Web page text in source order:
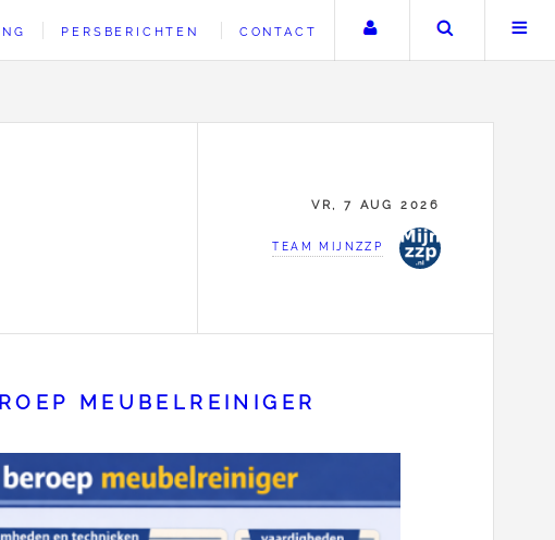
PERSBERICHTEN CONTACT Uw accountZoeken
VR, 7 AUG 2026
TEAM MIJNZZP
MEUBELREINIGER